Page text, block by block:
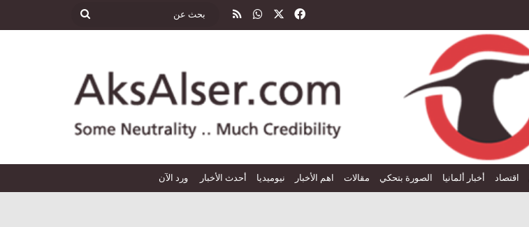
فيسبوك واتسابملخص الموقع RSS بحث
اقتصاد أخبار ألمانيا الصورة بتحكي مقالات اهم الأخبار نيوميديا أحدث الأخبار ورد الآن